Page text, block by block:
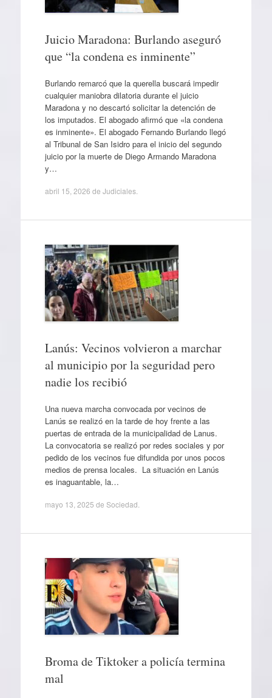
Juicio Maradona: Burlando aseguró
que “la condena es inminente”
Burlando remarcó que la querella buscará impedir
cualquier maniobra dilatoria durante el juicio
Maradona y no descartó solicitar la detención de
los imputados. El abogado afirmó que «la condena
es inminente». El abogado Fernando Burlando llegó
al Tribunal de San Isidro para el inicio del segundo
juicio por la muerte de Diego Armando Maradona
y…
abril 15, 2026 de Judiciales.
Lanús: Vecinos volvieron a marchar
al municipio por la seguridad pero
nadie los recibió
Una nueva marcha convocada por vecinos de
Lanús se realizó en la tarde de hoy frente a las
puertas de entrada de la municipalidad de Lanus.
La convocatoria se realizó por redes sociales y por
pedido de los vecinos fue difundida por unos pocos
medios de prensa locales. La situación en Lanús
es inaguantable, la…
mayo 13, 2025 de Sociedad
Broma de Tiktoker a policía termina
mal